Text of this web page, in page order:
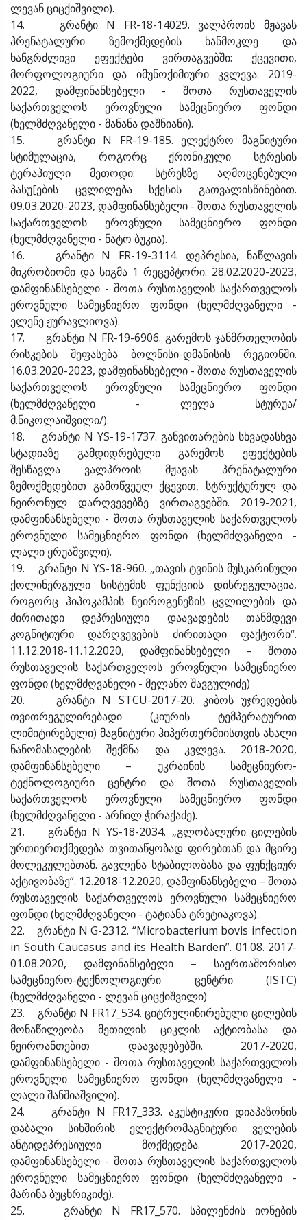
ლევან ციცქიშვილი).
14. გრანტი N FR-18-14029. ვალპროის მჟავას
პრენატალური ზემოქმედების ხანმოკლე და
ხანგრძლივი ეფექტები ვირთაგვებში: ქცევითი,
მორფოლოგიური და იმუნოქიმიური კვლევა. 2019-
2022, დამფინანსებელი - შოთა რუსთაველის
საქართველოს ეროვნული სამეცნიერო ფონდი
(ხელმძღვანელი - მანანა დაშნიანი).
15. გრანტი N FR-19-185. ელექტრო მაგნიტური
სტიმულაცია, როგორც ქრონიკული სტრესის
ტერაპიული მეთოდი: სტრესზე აღმოცენებული
პასუ[ების ცვლილება სქესის გათვალისწინებით.
09.03.2020-2023, დამფინანსებელი - შოთა რუსთაველის
საქართველოს ეროვნული სამეცნიერო ფონდი
(ხელმძღვანელი - ნატო ბუკია).
16. გრანტი N FR-19-3114. დეპრესია, ნაწლავის
მიკრობიომი და სიგმა 1 რეცეპტორი. 28.02.2020-2023,
დამფინანსებელი - შოთა რუსთაველის საქართველოს
ეროვნული სამეცნიერო ფონდი (ხელმძღვანელი -
ელენე ჟურავლიოვა).
17. გრანტი N FR-19-6906. გარემოს ჯანმრთელობის
რისკების შეფასება ბოლნისი-დმანისის რეგიონში.
16.03.2020-2023, დამფინანსებელი - შოთა რუსთაველის
საქართველოს ეროვნული სამეცნიერო ფონდი
(ხელმძღვანელი - ლელა სტურუა/
18. გრანტი N YS-19-1737. განვითარების სხვადასხვა
სტადიაზე გამდიდრებული გარემოს ეფექტების
შესწავლა ვალპროის მჟავას პრენატალური
ზემოქმედებით გამოწვეულ ქცევით, სტრუქტურულ და
ნეირონულ დარღვევებზე ვირთაგვებში. 2019-2021,
დამფინანსებელი - შოთა რუსთაველის საქართველოს
ეროვნული სამეცნიერო ფონდი (ხელმძღვანელი -
ლალი ყრუაშვილი).
19. გრანტი N YS-18-960. „თავის ტვინის მუსკარინული
ქოლინერგული სისტემის ფუნქციის დისრეგულაცია,
როგორც ჰიპოკამპის ნეიროგენეზის ცვლილების და
ძირითადი დეპრესიული დაავადების თანმდევი
კოგნიტიური დარღვევების ძირითადი ფაქტორი“.
11.12.2018-11.12.2020, დამფინანსებელი – შოთა
რუსთაველის საქართველოს ეროვნული სამეცნიერო
ფონდი (ხელმძღვანელი - მელანო შავგულიძე)
20. გრანტი N STCU-2017-20. კიბოს უჯრედების
თვითრეგულირებადი (კიურის ტემპერატურით
ლიმიტირებული) მაგნიტური ჰიპერთერმიისთვის ახალი
ნანომასალების შექმნა და კვლევა. 2018-2020,
დამფინანსებელი – უკრაინის სამეცნიერო-
ტექნოლოგიური ცენტრი და შოთა რუსთაველის
საქართველოს ეროვნული სამეცნიერო ფონდი
(ხელმძღვანელი - არჩილ ჭირაქაძე).
21. გრანტი N YS-18-2034. „გლობალური ცილების
ურთიერთქმედება თვითაწყობად ფირებთან და მცირე
მოლეკულებთან. გავლენა სტაბილობასა და ფუნქციურ
აქტივობაზე“. 12.2018-12.2020, დამფინანსებელი – შოთა
რუსთაველის საქართველოს ეროვნული სამეცნიერო
ფონდი (ხელმძღვანელი - ტატიანა ტრეტიაკოვა).
22. გრანტი N G-2312. “Microbacterium bovis infection
in South Caucasus and its Health Barden”. 01.08. 2017-
01.08.2020, დამფინანსებელი – საერთაშორისო
სამეცნიერო-ტექნოლოგიური ცენტრი (ISTC)
(ხელმძღვანელი - ლევან ციცქიშვილი)
23. გრანტი N FR17_534. ციტრულინირებული ცილების
მონაწილეობა მეთილის ციკლის აქტიობასა და
ნეიროანთებით დაავადებებში. 2017-2020,
დამფინანსებელი - შოთა რუსთაველის საქართველოს
ეროვნული სამეცნიერო ფონდი (ხელმძღვანელი -
ლალი შანშიაშვილი).
24. გრანტი N FR17_333. აკუსტიკური დიაპაზონის
დაბალი სიხშირის ელექტრომაგნიტური ველების
ანტიდეპრესიული მოქმედება. 2017-2020,
დამფინანსებელი - შოთა რუსთაველის საქართველოს
ეროვნული სამეცნიერო ფონდი (ხელმძღვანელი -
მარინა ბუცხრიკიძე).
25. გრანტი N FR17_570. სპილენძის იონების